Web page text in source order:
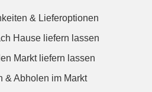
& Lieferoptionen
Hause liefern lassen
Markt liefern lassen
& Abholen im Markt